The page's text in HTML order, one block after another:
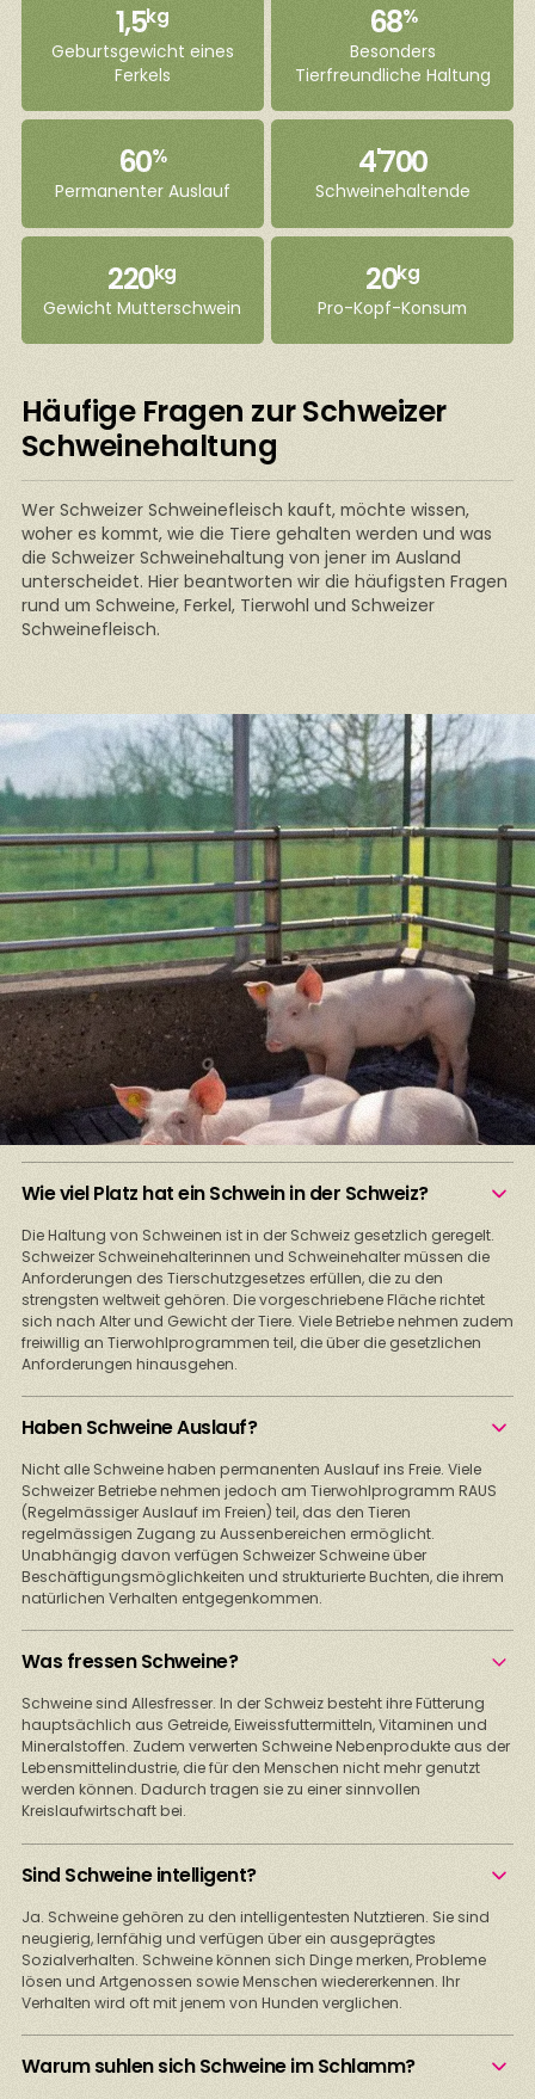
1,5kg
Geburtsgewicht eines
Ferkels
68%
Besonders
Tierfreundliche Haltung
60%
Permanenter Auslauf
4'700
Schweinehaltende
220kg
Gewicht Mutterschwein
20kg
Pro-Kopf-Konsum
Häufige Fragen zur Schweizer
Schweinehaltung
Wer Schweizer Schweinefleisch kauft, möchte wissen,
woher es kommt, wie die Tiere gehalten werden und was
die Schweizer Schweinehaltung von jener im Ausland
unterscheidet. Hier beantworten wir die häufigsten Fragen
rund um Schweine, Ferkel, Tierwohl und Schweizer
Schweinefleisch.
Wie viel Platz hat ein Schwein in der Schweiz?
Die Haltung von Schweinen ist in der Schweiz gesetzlich geregelt.
Schweizer Schweinehalterinnen und Schweinehalter müssen die
Anforderungen des Tierschutzgesetzes erfüllen, die zu den
strengsten weltweit gehören. Die vorgeschriebene Fläche richtet
sich nach Alter und Gewicht der Tiere. Viele Betriebe nehmen zudem
freiwillig an Tierwohlprogrammen teil, die über die gesetzlichen
Anforderungen hinausgehen.
Haben Schweine Auslauf?
Nicht alle Schweine haben permanenten Auslauf ins Freie. Viele
Schweizer Betriebe nehmen jedoch am Tierwohlprogramm RAUS
(Regelmässiger Auslauf im Freien) teil, das den Tieren
regelmässigen Zugang zu Aussenbereichen ermöglicht.
Unabhängig davon verfügen Schweizer Schweine über
Beschäftigungsmöglichkeiten und strukturierte Buchten, die ihrem
natürlichen Verhalten entgegenkommen.
Was fressen Schweine?
Schweine sind Allesfresser. In der Schweiz besteht ihre Fütterung
hauptsächlich aus Getreide, Eiweissfuttermitteln, Vitaminen und
Mineralstoffen. Zudem verwerten Schweine Nebenprodukte aus der
Lebensmittelindustrie, die für den Menschen nicht mehr genutzt
werden können. Dadurch tragen sie zu einer sinnvollen
Kreislaufwirtschaft bei.
Sind Schweine intelligent?
Ja. Schweine gehören zu den intelligentesten Nutztieren. Sie sind
neugierig, lernfähig und verfügen über ein ausgeprägtes
Sozialverhalten. Schweine können sich Dinge merken, Probleme
lösen und Artgenossen sowie Menschen wiedererkennen. Ihr
Verhalten wird oft mit jenem von Hunden verglichen.
Warum suhlen sich Schweine im Schlamm?